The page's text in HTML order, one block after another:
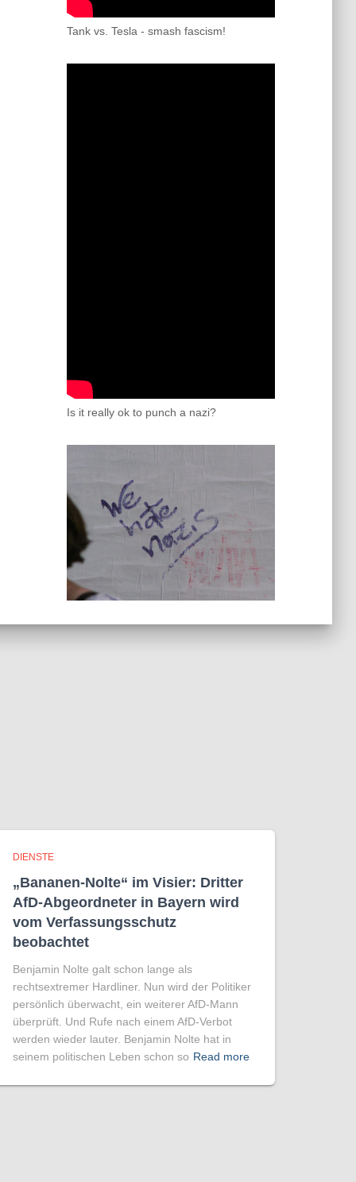
Tank vs. Tesla - smash fascism!
Is it really ok to punch a nazi?
DIENSTE
„Bananen-Nolte“ im Visier: Dritter
AfD-Abgeordneter in Bayern wird
vom Verfassungsschutz
beobachtet
Benjamin Nolte galt schon lange als
rechtsextremer Hardliner. Nun wird der Politiker
persönlich überwacht, ein weiterer AfD-Mann
überprüft. Und Rufe nach einem AfD-Verbot
werden wieder lauter. Benjamin Nolte hat in
seinem politischen Leben schon so Read more